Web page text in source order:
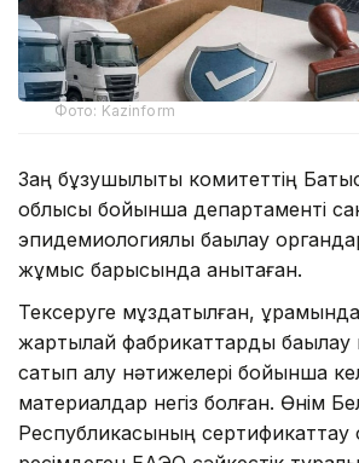
Фото: Kazinform
Заң бұзушылықты комитеттің
облысы бойынша департаменті
эпидемиологиялық бақылау
жұмыс барысында анықтаған.
Тексеруге мұздатылған,
жартылай фабрикаттарды бақылау
сатып алу нәтижелері бойынша
материалдар негіз болған. Өнім
Республикасының сертификаттау